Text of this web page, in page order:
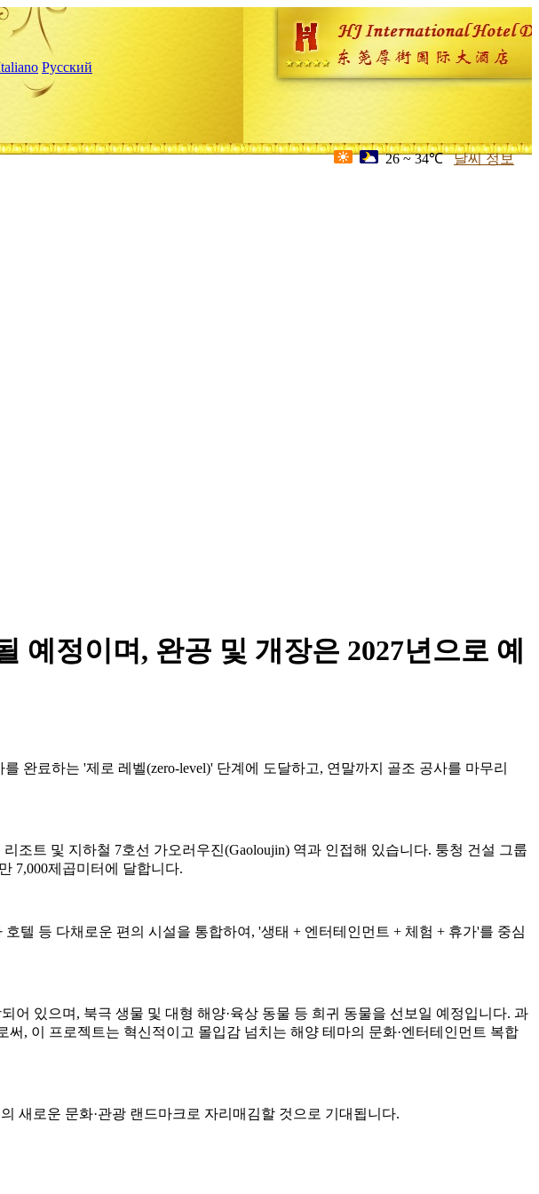
Русский
26 ~ 34℃ 날씨 정보
예정이며, 완공 및 개장은 2027년으로 예
완료하는 '제로 레벨(zero-level)' 단계에 도달하고, 연말까지 골조 공사를 마무리
조트 및 지하철 7호선 가오러우진(Gaoloujin) 역과 인접해 있습니다. 퉁청 건설 그룹
7,000제곱미터에 달합니다.
텔 등 다채로운 편의 시설을 통합하여, '생태 + 엔터테인먼트 + 체험 + 휴가'를 중심
어 있으며, 북극 생물 및 대형 해양·육상 동물 등 희귀 동물을 선보일 예정입니다. 과
, 이 프로젝트는 혁신적이고 몰입감 넘치는 해양 테마의 문화·엔터테인먼트 복합
새로운 문화·관광 랜드마크로 자리매김할 것으로 기대됩니다.